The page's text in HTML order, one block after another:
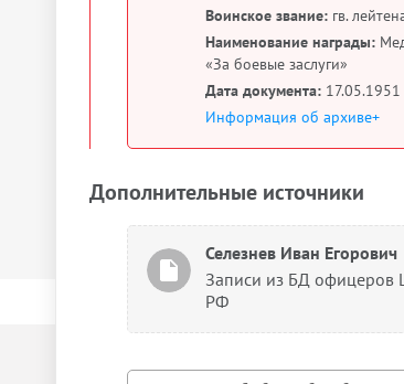
Воинское звание: гв.
Наименование награды:
«За боевые заслуги»
Дата документа: 17.05.1951
Информация об архиве+
Дополнительные источники
Селезнев Иван Егорович
Записи из БД
РФ